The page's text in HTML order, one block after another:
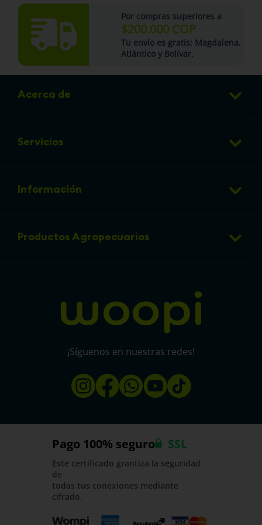
Por compras superiores a
$200.000 COP
Tu envío es gratis: Magdalena,
Atlántico y Bolívar.
Acerca de
Club de Puntos
Preguntas frecuentes
Linea de transparencia
Servicios
Veterinaria
Eventos
Información
info@micorral.com
Productos Agropecuarios
¡Síguenos en nuestras redes!
Pago 100% seguro SSL
Este certificado grantiza la seguridad
de
todas tus conexiones mediante
cifrado.